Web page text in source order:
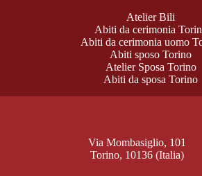
Atelier Bili
Abiti da cerimonia
Abiti da cerimonia uomo
Abiti sposo Torino
Atelier Sposa Torino
Abiti da sposa Torino
Via Mombasiglio, 101
Torino, 10136 (Italia)